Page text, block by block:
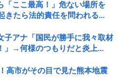
「ここ最高！」危ない場所を
きたら法的責任を問われる...
子アナ「国民が勝手に我々取材
」→何様のつもりだと炎上...
高市がその目で見た熊本地震